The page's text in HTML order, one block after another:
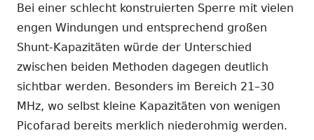
Bei einer schlecht konstruierten Sperre mit vielen
engen Windungen und entsprechend großen
Shunt-Kapazitäten würde der Unterschied
zwischen beiden Methoden dagegen deutlich
sichtbar werden. Besonders im Bereich 21–30
MHz, wo selbst kleine Kapazitäten von wenigen
Picofarad bereits merklich niederohmig werden.